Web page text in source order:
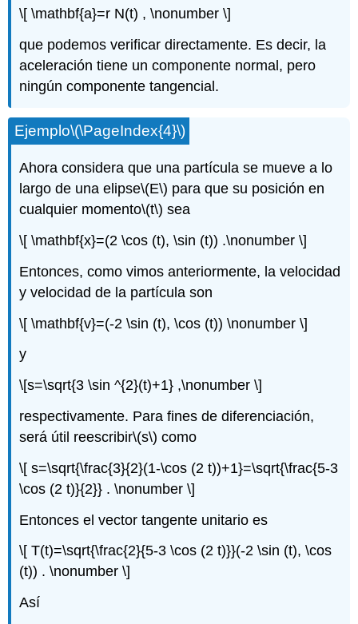
\[ \mathbf{a}=r N(t) , \nonumber \]
que podemos verificar directamente. Es decir, la
aceleración tiene un componente normal, pero
ningún componente tangencial.
Ejemplo\(\PageIndex{4}\)
Ahora considera que una partícula se mueve a lo
largo de una elipse\(E\) para que su posición en
cualquier momento\(t\) sea
\[ \mathbf{x}=(2 \cos (t), \sin (t)) .\nonumber \]
Entonces, como vimos anteriormente, la velocidad
y velocidad de la partícula son
\[ \mathbf{v}=(-2 \sin (t), \cos (t)) \nonumber \]
y
\[s=\sqrt{3 \sin ^{2}(t)+1} ,\nonumber \]
respectivamente. Para fines de diferenciación,
será útil reescribir\(s\) como
\[ s=\sqrt{\frac{3}{2}(1-\cos (2 t))+1}=\sqrt{\frac{5-3
\cos (2 t)}{2}} . \nonumber \]
Entonces el vector tangente unitario es
\[ T(t)=\sqrt{\frac{2}{5-3 \cos (2 t)}}(-2 \sin (t), \cos
(t)) . \nonumber \]
Así